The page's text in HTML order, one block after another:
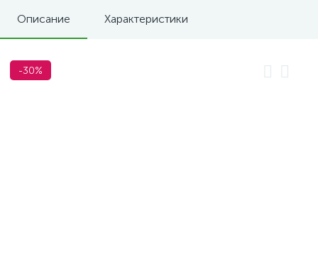
Описание Характеристики
-30%